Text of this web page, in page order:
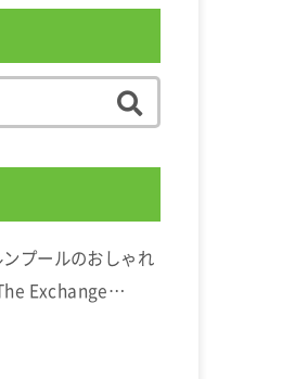
プールのおしゃれ
Exchange